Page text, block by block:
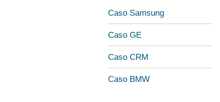
Caso Samsung
Caso GE
Caso CRM
Caso BMW